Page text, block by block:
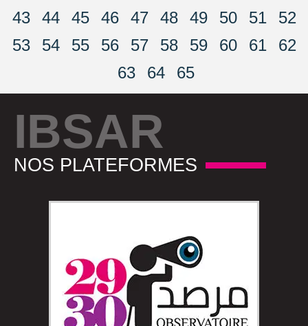
43
44 45 46 47 48 49 50 51
52
53
54 55 56 57 58 59 60 61
62
63
64 65
IBSAR
NOS PLATEFORMES